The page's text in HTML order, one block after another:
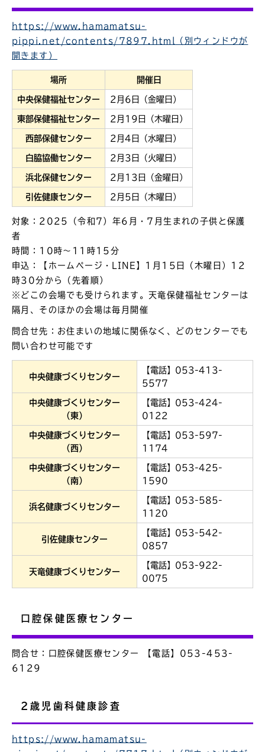
https://www.hamamatsu-
pippi.net/contents/7897.html（別ウィンドウが
開きます）
場所 開催日
中央保健福祉センター 2月6日（金曜日）
東部保健福祉センター 2月19日（木曜日）
西部保健センター 2月4日（水曜日）
白脇協働センター 2月3日（火曜日）
浜北保健センター 2月13日（金曜日）
引佐健康センター 2月5日（木曜日）
対象：2025（令和7）年6月・7月生まれの子供と保護
者
時間：10時～11時15分
申込：【ホームページ・LINE】1月15日（木曜日）12
時30分から（先着順）
※どこの会場でも受けられます。天竜保健福祉センターは
隔月、そのほかの会場は毎月開催
問合せ先：お住まいの地域に関係なく、どのセンターでも
問い合わせ可能です
中央健康づくりセンター
【電話】053-413-
5577
中央健康づくりセンター
（東）
【電話】053-424-
0122
中央健康づくりセンター
（西）
【電話】053-597-
1174
中央健康づくりセンター
（南）
【電話】053-425-
1590
浜名健康づくりセンター
【電話】053-585-
1120
引佐健康センター
【電話】053-542-
0857
天竜健康づくりセンター
【電話】053-922-
0075
口腔保健医療センター
問合せ：口腔保健医療センター 【電話】053-453-
6129
2歳児歯科健康診査
https://www.hamamatsu-